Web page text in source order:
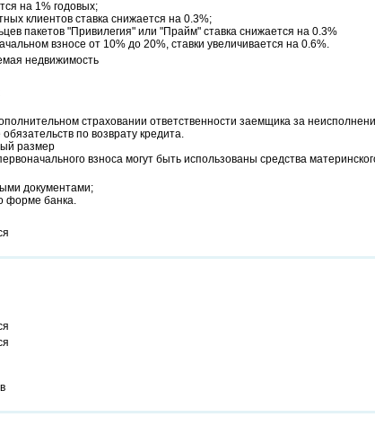
на 1% годовых;
клиентов ставка снижается на 0.3%;
пакетов "Привилегия" или "Прайм" ставка снижается на 0.3%
взносе от 10% до 20%, ставки увеличивается на 0.6%.
недвижимость
страховании ответственности заемщика за
по возврату кредита.
размер
взноса могут быть использованы средства
документами;
форме банка.